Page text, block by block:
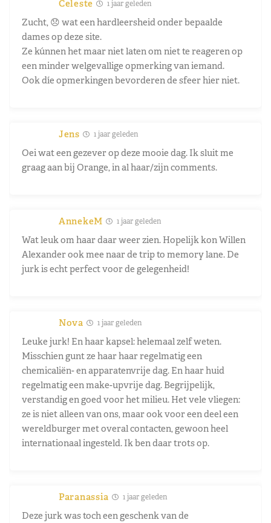
Celeste 1 jaar geleden
Zucht, 😞 wat een hardleersheid onder bepaalde
dames op deze site.
Ze kúnnen het maar niet laten om niet te reageren op
een minder welgevallige opmerking van iemand.
Ook díe opmerkingen bevorderen de sfeer hier niet.
Jens 1 jaar geleden
Oei wat een gezever op deze mooie dag. Ik sluit me
graag aan bij Orange, in al haar/zijn comments.
AnnekeM 1 jaar geleden
Wat leuk om haar daar weer zien. Hopelijk kon Willen
Alexander ook mee naar de trip to memory lane. De
jurk is echt perfect voor de gelegenheid!
Nova 1 jaar geleden
Leuke jurk! En haar kapsel: helemaal zelf weten.
Misschien gunt ze haar haar regelmatig een
chemicaliën- en apparatenvrije dag. En haar huid
regelmatig een make-upvrije dag. Begrijpelijk,
verstandig en goed voor het milieu. Het vele vliegen:
ze is niet alleen van ons, maar ook voor een deel een
wereldburger met overal contacten, gewoon heel
internationaal ingesteld. Ik ben daar trots op.
Paranassia 1 jaar geleden
Deze jurk was toch een geschenk van de